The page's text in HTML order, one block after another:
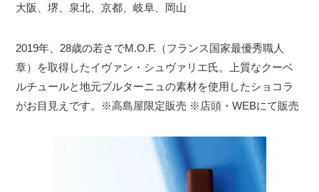
大阪、堺、泉北、京都、岐阜、岡山
2019年、28歳の若さでM.O.F.（フランス国家最優秀職人
章）を取得したイヴァン・シュヴァリエ氏。上質なクーベ
ルチュールと地元ブルターニュの素材を使用したショコラ
がお目見えです。※高島屋限定販売 ※店頭・WEBにて販売